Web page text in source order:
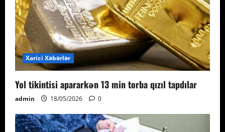
Xarici Xəbərlər
Yol tikintisi apararkən 13 min torba qızıl tapdılar
admin 18/05/2026 0